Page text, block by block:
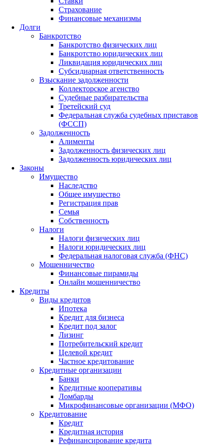
Страхование
Финансовые механизмы
Долги
Банкротство
Банкротство физических лиц
Банкротство юридических лиц
Ликвидация юридических лиц
Субсидиарная ответственность
Взыскание задолженности
Коллекторское агенство
Судебные разбирательства
Третейский суд
Федеральная служба судебных приставов
(ФССП)
Задолженность
Алименты
Задолженность физических лиц
Задолженность юридических лиц
Законы
Имущество
Наследство
Общее имущество
Регистрация прав
Семья
Собственность
Налоги
Налоги физических лиц
Налоги юридических лиц
Федеральная налоговая служба (ФНС)
Мошенничество
Финансовые пирамиды
Онлайн мошенничество
Кредиты
Виды кредитов
Ипотека
Кредит для бизнеса
Кредит под залог
Лизинг
Потребительский кредит
Целевой кредит
Частное кредитование
Кредитные организации
Банки
Кредитные кооперативы
Ломбарды
Микрофинансовые организации (МФО)
Кредитование
Кредит
Кредитная история
Рефинансирование кредита